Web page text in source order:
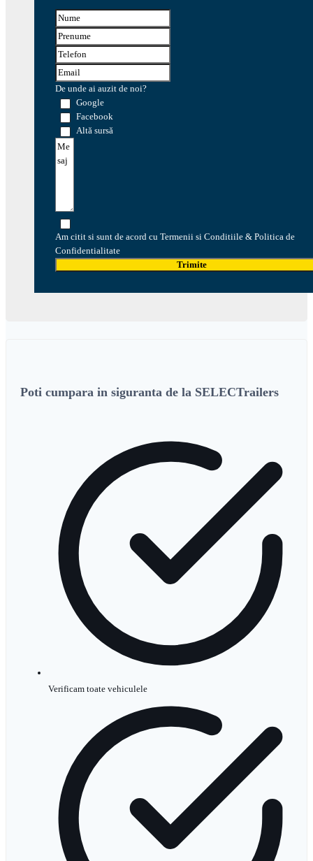
De unde ai auzit de noi?
Google
Facebook
Altă sursă
Am citit si sunt de acord cu Termenii si Conditiile & Politica de
Confidentialitate
Trimite
Poti cumpara in siguranta de la SELECTrailers
Verificam toate vehiculele